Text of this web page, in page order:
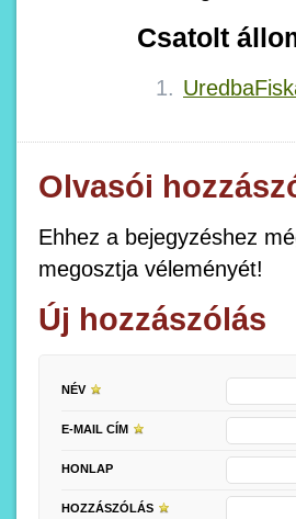
Csatolt
Olvasói
Ehhez a bejegyzéshez
megosztja véleményét!
Új hozzászólás
NÉV
E-MAIL CÍM
HONLAP
HOZZÁSZÓLÁS